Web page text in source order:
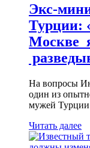
Экс-
Турции:
Москве
На вопросы
один из
мужей Турции
Читать далее